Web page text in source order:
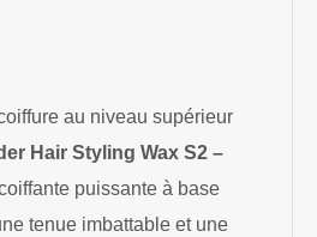
au niveau supérieur
Hair Styling Wax S2 –
puissante à base
tenue imbattable et une